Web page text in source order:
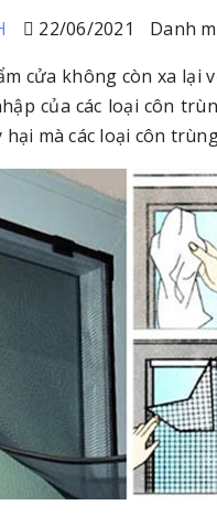
22/06/2021
Danh
cửa không còn xa lại
của các loại côn
mà các loại côn